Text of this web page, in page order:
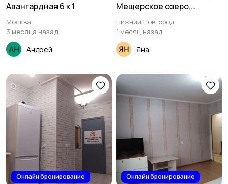
Авангардная 6 к 1
Москва
3 месяца назад
Андрей
Мещерское озеро,
Нижний Мещерский
бульвар 5а
Нижний Новгород
1 месяц назад
Яна
Онлайн бронирование Онлайн бронирование